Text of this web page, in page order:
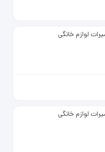
لوازم خانگی
لوازم خانگی